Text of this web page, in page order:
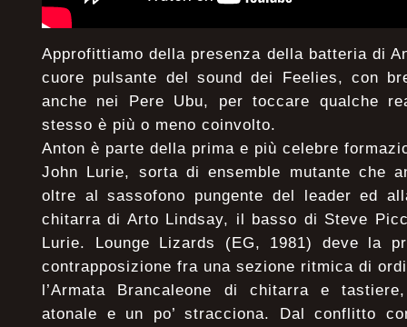
Approfittiamo della presenza della batteria di
cuore pulsante del sound dei Feelies, con
anche nei Pere Ubu, per toccare qualche
stesso è più o meno coinvolto.
Anton è parte della prima e più celebre
John Lurie, sorta di ensemble mutante che
oltre al sassofono pungente del leader ed
chitarra di Arto Lindsay, il basso di Steve
Lurie. Lounge Lizards (EG, 1981) deve la
contrapposizione fra una sezione ritmica di
l’Armata Brancaleone di chitarra e
atonale e un po’ stracciona. Dal conflitto